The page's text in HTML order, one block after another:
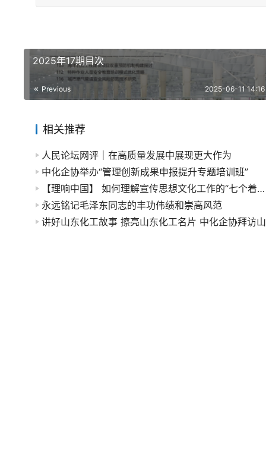
2025年17期目次
Previous 2025-06-11 14:16
相关推荐
人民论坛网评｜在高质量发展中展现更大作为
中化企协举办“管理创新成果申报提升专题培训班”
【理响中国】 如何理解宣传思想文化工作的“七个着力”要求
永远铭记毛泽东同志的丰功伟绩和崇高风范